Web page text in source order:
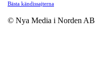
Bästa kändissajterna
© Nya Media i Norden AB